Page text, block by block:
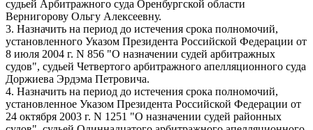
судьей Арбитражного суда Оренбургской области
Вернигорову Ольгу Алексеевну.
3. Назначить на период до истечения срока полномочий,
установленного Указом Президента Российской Федерации от
8 июля 2004 г. N 856 "О назначении судей арбитражных
судов", судьей Четвертого арбитражного апелляционного суда
Доржиева Эрдэма Петровича.
4. Назначить на период до истечения срока полномочий,
установленное Указом Президента Российской Федерации от
24 октября 2003 г. N 1251 "О назначении судей районных